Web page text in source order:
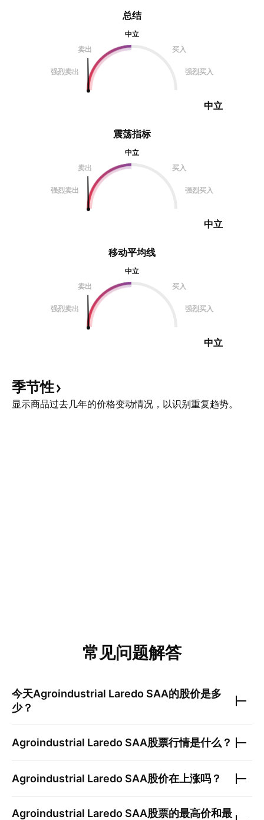
震荡指标
中立
卖出
买入
强烈卖出 强烈买入
中立
总结
中立
卖出
买入
强烈卖出 强烈买入
中立
移动平均线
中立
卖出
买入
强烈卖出 强烈买入
中立
季节性
显示商品过去几年的价格变动情况，以识别重复趋势。
常见问题解答
今天Agroindustrial Laredo SAA的股价是多
少？
Agroindustrial Laredo SAA股票行情是什么？
Agroindustrial Laredo SAA股价在上涨吗？
Agroindustrial Laredo SAA股票的最高价和最